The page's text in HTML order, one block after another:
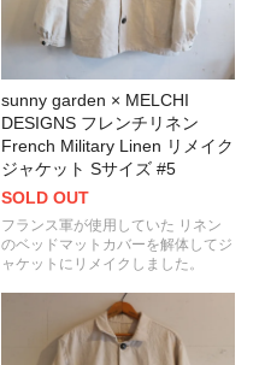
sunny garden × MELCHI
DESIGNS フレンチリネン
French Military Linen リメイク
ジャケット Sサイズ #5
SOLD OUT
フランス軍が使用していた リネン
のベッドマットカバーを解体してジ
ャケットにリメイクしました。